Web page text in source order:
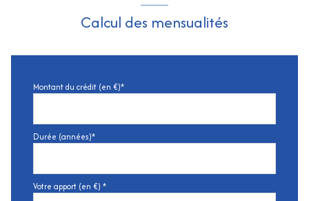
Calcul des mensualités
Montant du crédit (en €)*
Durée (années)*
Votre apport (en €) *